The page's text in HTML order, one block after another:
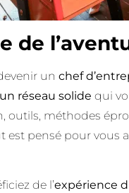
de
un chef
réseau solide qui
outils, méthodes
pensé pour vous
de l’expérience